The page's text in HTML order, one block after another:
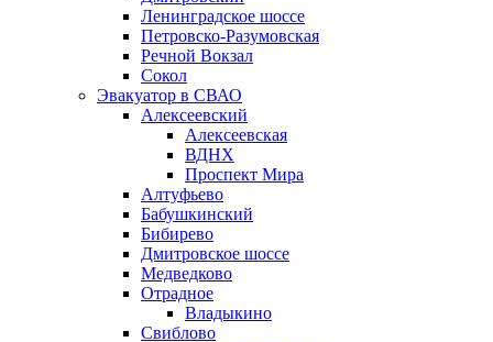
Ленинградское шоссе
Петровско-Разумовская
Речной Вокзал
Сокол
Эвакуатор в СВАО
Алексеевский
Алексеевская
ВДНХ
Проспект Мира
Алтуфьево
Бабушкинский
Бибирево
Дмитровское шоссе
Медведково
Отрадное
Владыкино
Свиблово